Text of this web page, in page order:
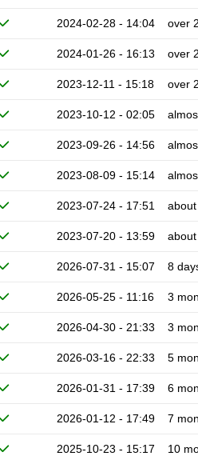
2024-02-28 - 14:04 over
2024-01-26 - 16:13 over
2023-12-11 - 15:18 over
2023-10-12 - 02:05
2023-09-26 - 14:56
2023-08-09 - 15:14
2023-07-24 - 17:51
2023-07-20 - 13:59
2026-07-31 - 15:07 8
2026-05-25 - 11:16 3
2026-04-30 - 21:33 3
2026-03-16 - 22:33 5
2026-01-31 - 17:39 6
2026-01-12 - 17:49 7
2025-10-23 - 15:17 10